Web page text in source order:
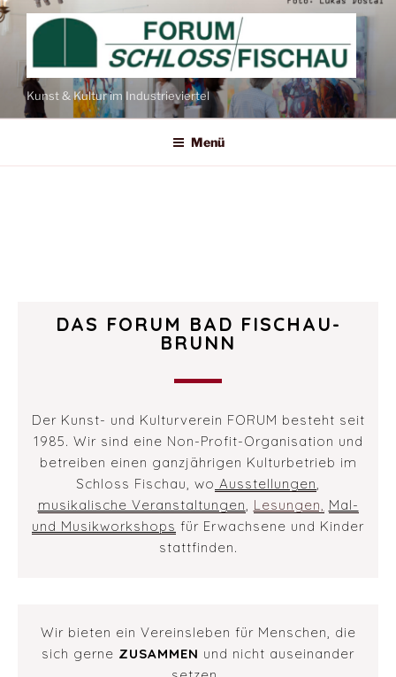
Kunst & Kultur im Industrieviertel
Menü
DAS FORUM BAD FISCHAU-
BRUNN
Der Kunst- und Kulturverein FORUM besteht seit
1985. Wir sind eine Non-Profit-Organisation und
betreiben einen ganzjährigen Kulturbetrieb im
Schloss Fischau, wo Ausstellungen,
musikalische Veranstaltungen, Lesungen, Mal-
und Musikworkshops für Erwachsene und Kinder
stattfinden.
Wir bieten ein Vereinsleben für Menschen, die
sich gerne ZUSAMMEN und nicht auseinander